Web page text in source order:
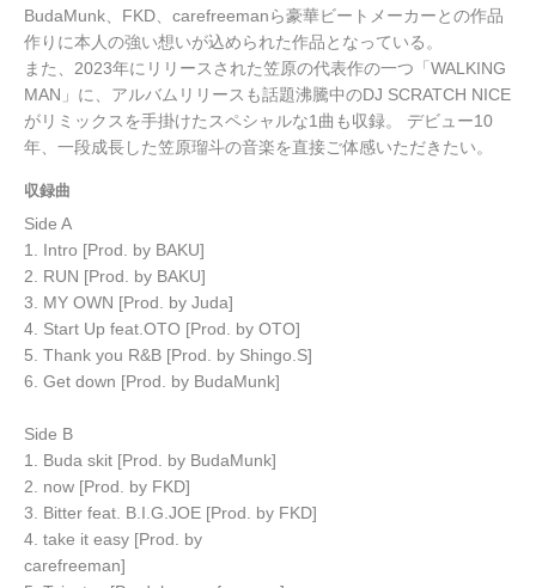
BudaMunk、FKD、carefreemanら豪華ビートメーカーとの作品
作りに本人の強い想いが込められた作品となっている。
また、2023年にリリースされた笠原の代表作の一つ「WALKING
MAN」に、アルバムリリースも話題沸騰中のDJ SCRATCH NICE
がリミックスを手掛けたスペシャルな1曲も収録。 デビュー10
年、一段成長した笠原瑠斗の音楽を直接ご体感いただきたい。
収録曲
Side A
1. Intro [Prod. by BAKU]
2. RUN [Prod. by BAKU]
3. MY OWN [Prod. by Juda]
4. Start Up feat.OTO [Prod. by OTO]
5. Thank you R&B [Prod. by Shingo.S]
6. Get down [Prod. by BudaMunk]
Side B
1. Buda skit [Prod. by BudaMunk]
2. now [Prod. by FKD]
3. Bitter feat. B.I.G.JOE [Prod. by FKD]
4. take it easy [Prod. by
carefreeman]